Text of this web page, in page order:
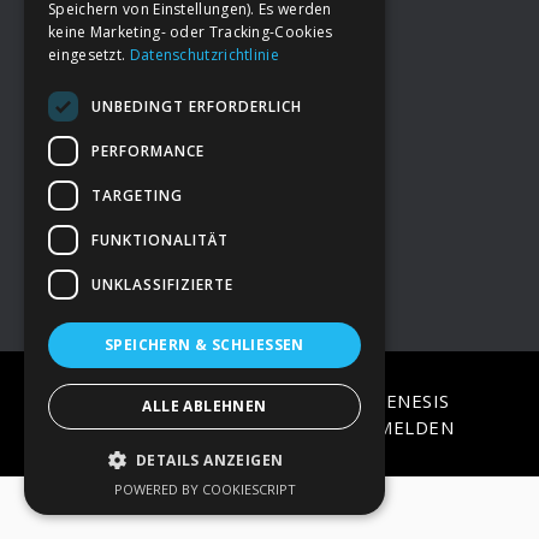
FooterDeine Spende
→ Impressum
→Kontakt zum PAO Team
COPYRIGHT © 2026 · ON
GENESIS
FRAMEWORK·WORDPRESS·ANMELDEN
Speichern von Einstellungen). Es werden
keine Marketing- oder Tracking-Cookies
eingesetzt. Datenschutzrichtlinie
UNBEDINGT ERFORDERLICH
PERFORMANCE
TARGETING
FUNKTIONALITÄT
UNKLASSIFIZIERTE
SPEICHERN & SCHLIESSEN
ALLE ABLEHNEN
DETAILS ANZEIGEN
POWERED BY COOKIESCRIPT